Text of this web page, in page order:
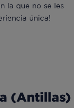
la que no se les
única!
(Antillas)